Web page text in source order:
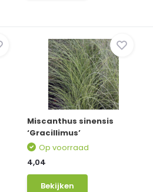
Miscanthus sinensis
‘Gracillimus’
Op voorraad
4,04
Bekijken